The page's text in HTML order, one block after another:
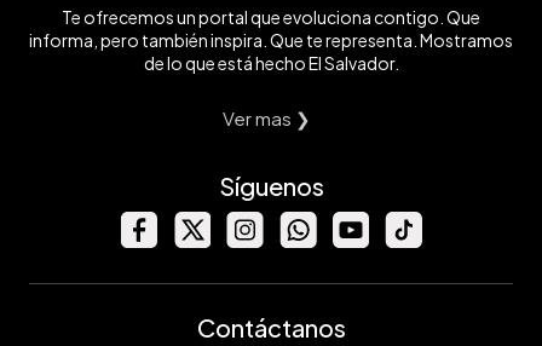
Te ofrecemos un portal que evoluciona contigo. Que
informa, pero también inspira. Que te representa. Mostramos
de lo que está hecho El Salvador.
Ver mas ❯
Síguenos
Contáctanos